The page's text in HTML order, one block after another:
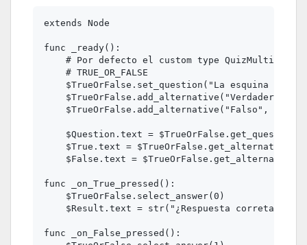
extends Node
func _ready():
# Por defecto el custom type
    # TRUE_OR_FALSE
$TrueOrFalse.set_question("La esquina de
$TrueOrFalse.add_alternative("Verdadero",
$TrueOrFalse.add_alternative("Falso",
    $Question.text = $TrueOrFalse.get_question()
    $True.text = $TrueOrFalse.get_alternative(0)
$False.text =
func _on_True_pressed():
    $TrueOrFalse.select_answer(0)
$Result.text = str("¿Respuesta correta?: ",
func _on_False_pressed():